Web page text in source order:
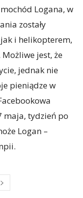
Logana, w
zostały
i helikopterem,
jest, że
jednak nie
pieniądze w
maja, tydzień po
Logan –